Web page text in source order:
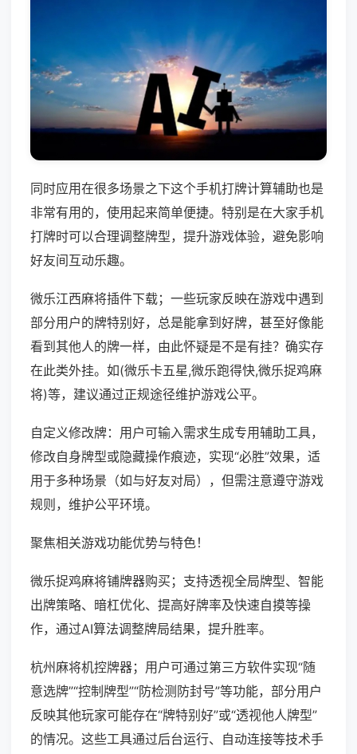
同时应用在很多场景之下这个手机打牌计算辅助也是
非常有用的，使用起来简单便捷。特别是在大家手机
打牌时可以合理调整牌型，提升游戏体验，避免影响
好友间互动乐趣。
微乐江西麻将插件下载；一些玩家反映在游戏中遇到
部分用户的牌特别好，总是能拿到好牌，甚至好像能
看到其他人的牌一样，由此怀疑是不是有挂？确实存
在此类外挂。如(微乐卡五星,微乐跑得快,微乐捉鸡麻
将)等，建议通过正规途径维护游戏公平。
自定义修改牌：用户可输入需求生成专用辅助工具，
修改自身牌型或隐藏操作痕迹，实现“必胜”效果，适
用于多种场景（如与好友对局），但需注意遵守游戏
规则，维护公平环境。
聚焦相关游戏功能优势与特色！
微乐捉鸡麻将铺牌器购买；支持透视全局牌型、智能
出牌策略、暗杠优化、提高好牌率及快速自摸等操
作，通过AI算法调整牌局结果，提升胜率。
杭州麻将机控牌器；用户可通过第三方软件实现“随
意选牌”“控制牌型”“防检测防封号”等功能，部分用户
反映其他玩家可能存在“牌特别好”或“透视他人牌型”
的情况。这些工具通过后台运行、自动连接等技术手